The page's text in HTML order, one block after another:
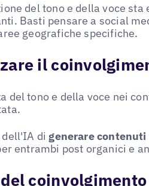
del tono e della voce
Basti pensare a social
geografiche specifiche.
il
del tono e della voce nei
dell'IA digenerare
entrambi post organici e